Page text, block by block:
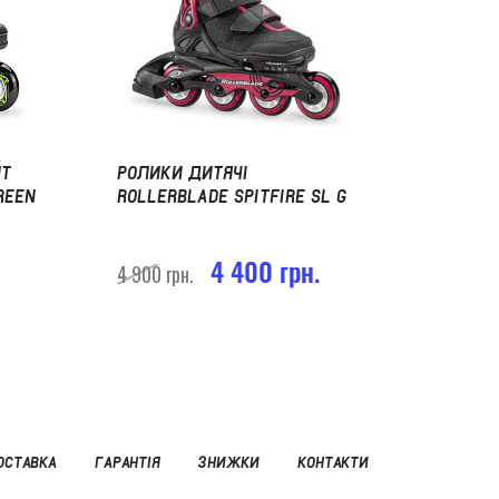
РОЛИКИ ДИТЯЧІ
ROLLERBLADE SPITFIRE SL G
4 900 грн. 4 400 грн.
ГАРАНТІЯ ЗНИЖКИ КОНТАКТИ